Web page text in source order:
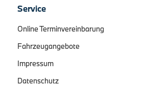
Service
Online Terminvereinbarung
Fahrzeugangebote
Impressum
Datenschutz